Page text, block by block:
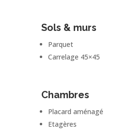
Sols & murs
Parquet
Carrelage 45×45
Chambres
Placard aménagé
Etagères